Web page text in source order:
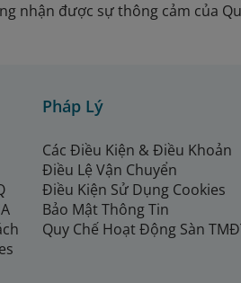
nhận được sự thông cảm của
Pháp Lý
Các Điều Kiện & Điều Khoản
Điều Lệ Vận Chuyển
Điều Kiện Sử Dụng Cookies
Bảo Mật Thông Tin
Quy Chế Hoạt Động Sàn